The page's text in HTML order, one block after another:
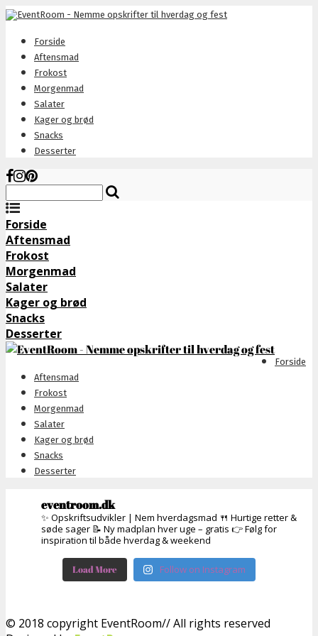
Forside
Aftensmad
Frokost
Morgenmad
Salater
Kager og brød
Snacks
Desserter
Forside
Aftensmad
Frokost
Morgenmad
Salater
Kager og brød
Snacks
Desserter
Forside
Aftensmad
Frokost
Morgenmad
Salater
Kager og brød
Snacks
Desserter
eventroom.dk
✨ Opskriftsudvikler | Nem hverdagsmad 🍴 Hurtige retter &
søde sager 📝 Ny madplan hver uge – gratis 👉 Følg for
inspiration til både hverdag & weekend
Load More Follow on Instagram
© 2018 copyright EventRoom// All rights reserved